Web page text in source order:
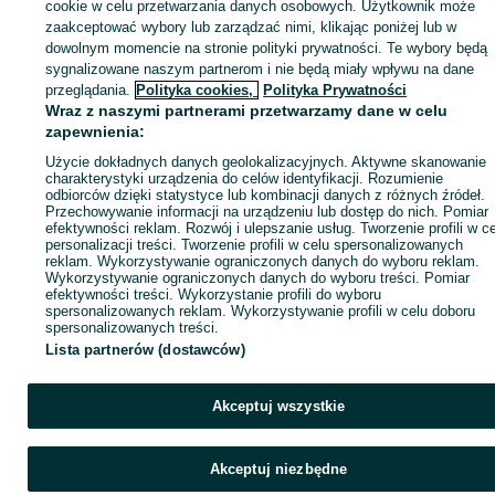
KATEGORIA
ID:985870667 Wyświetlenia:
Zadzwoń / SMS
cookie w celu przetwarzania danych osobowych. Użytkownik może
zaakceptować wybory lub zarządzać nimi, klikając poniżej lub w
dowolnym momencie na stronie polityki prywatności. Te wybory będą
sygnalizowane naszym partnerom i nie będą miały wpływu na dane
przeglądania. Polityka cookies, Polityka Prywatności
Wraz z naszymi partnerami przetwarzamy dane w celu
zapewnienia:
Użycie dokładnych danych geolokalizacyjnych. Aktywne skanowanie
charakterystyki urządzenia do celów identyfikacji. Rozumienie
odbiorców dzięki statystyce lub kombinacji danych z różnych źródeł.
Przechowywanie informacji na urządzeniu lub dostęp do nich. Pomiar
efektywności reklam. Rozwój i ulepszanie usług. Tworzenie profili w
personalizacji treści. Tworzenie profili w celu spersonalizowanych
reklam. Wykorzystywanie ograniczonych danych do wyboru reklam.
Wykorzystywanie ograniczonych danych do wyboru treści. Pomiar
efektywności treści. Wykorzystanie profili do wyboru
spersonalizowanych reklam. Wykorzystywanie profili w celu doboru
spersonalizowanych treści.
Lista partnerów (dostawców)
Akceptuj wszystkie
Akceptuj niezbędne